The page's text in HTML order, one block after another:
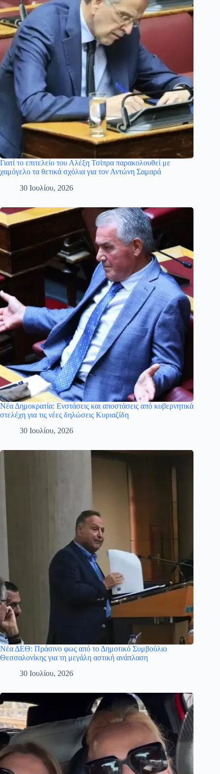
Γιατί το επιτελείο του Αλέξη Τσίπρα παρακολουθεί με
χαμόγελο τα θετικά σχόλια για τον Αντώνη Σαμαρά
30 Ιουλίου, 2026
Νέα Δημοκρατία: Ενστάσεις και αποστάσεις από κυβερνητικά
στελέχη για τις νέες δηλώσεις Κυριαζίδη
30 Ιουλίου, 2026
Νέα ΔΕΘ: Πράσινο φως από το Δημοτικό Συμβούλιο
Θεσσαλονίκης για τη μεγάλη αστική ανάπλαση
30 Ιουλίου, 2026